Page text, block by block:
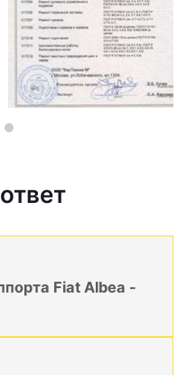
Fiat Albea -